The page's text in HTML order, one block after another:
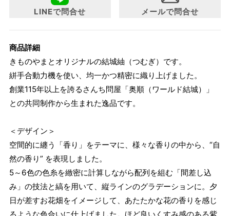
LINEで問合せ メールで問合せ
商品詳細
きものやまとオリジナルの結城紬（つむぎ）です。
絣手合動力機を使い、均一かつ精密に織り上げました。
創業115年以上を誇るさんち問屋「奥順（ワールド結城）」
との共同制作から生まれた逸品です。
＜デザイン＞
空間的に纏う「香り」をテーマに、様々な香りの中から、“自
然の香り” を表現しました。
5～6色の色糸を緻密に計算しながら配列を組む「間差し込
み」の技法と縞を用いて、縦ラインのグラデーションに。夕
日が差すお花畑をイメージして、あたたかな花の香りを感じ